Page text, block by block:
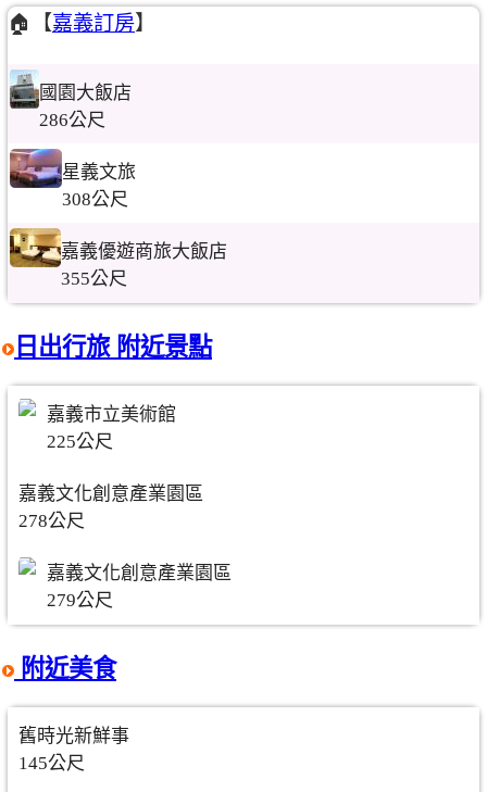
🏠【嘉義訂房】
國園大飯店
286公尺
星義文旅
308公尺
嘉義優遊商旅大飯店
355公尺
日出行旅 附近景點
嘉義市立美術館
225公尺
嘉義文化創意產業園區
278公尺
嘉義文化創意產業園區
279公尺
附近美食
舊時光新鮮事
145公尺